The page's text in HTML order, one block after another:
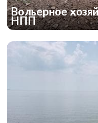
Вольерное
НПП